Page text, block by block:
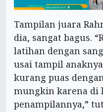
Tampilan juara
dia, sangat bagus.
latihan dengan
usai tampil
kurang puas
mungkin karena di
penampilannya,”